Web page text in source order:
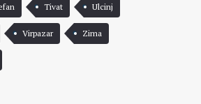
Tivat Ulcinj
Virpazar Zima